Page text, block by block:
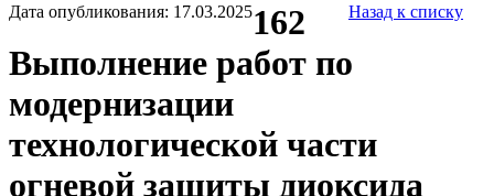
Дата опубликования: 17.03.2025 Назад к списку
162
Выполнение работ по
модернизации
технологической части
огневой защиты диоксида